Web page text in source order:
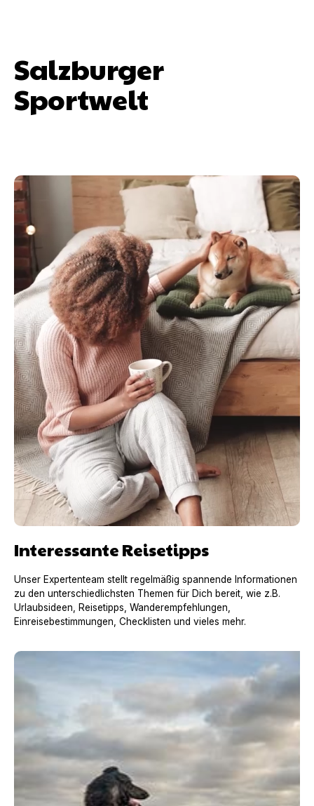
Salzburger
Sportwelt
Interessante Reisetipps
Unser Expertenteam stellt regelmäßig spannende Informationen
zu den unterschiedlichsten Themen für Dich bereit, wie z.B.
Urlaubsideen, Reisetipps, Wanderempfehlungen,
Einreisebestimmungen, Checklisten und vieles mehr.
Urlaub mit Hund in Frankreich